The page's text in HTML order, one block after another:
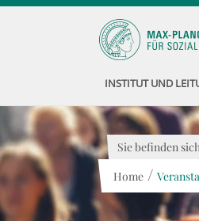
INSTITUT UND
Sie befinden
Home /